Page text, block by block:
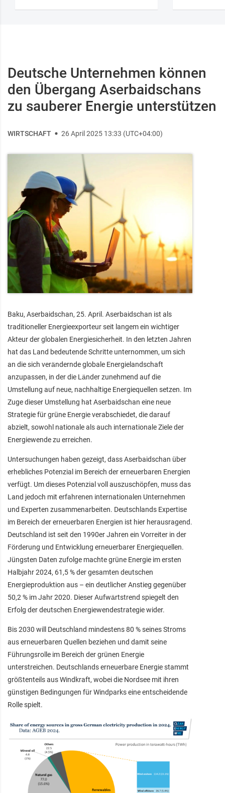
Deutsche Unternehmen können
den Übergang Aserbaidschans
zu sauberer Energie unterstützen
WIRTSCHAFT 26 April 2025 13:33 (UTC+04:00)
Baku, Aserbaidschan, 25. April. Aserbaidschan ist als
traditioneller Energieexporteur seit langem ein wichtiger
Akteur der globalen Energiesicherheit. In den letzten Jahren
hat das Land bedeutende Schritte unternommen, um sich
an die sich verändernde globale Energielandschaft
anzupassen, in der die Länder zunehmend auf die
Umstellung auf neue, nachhaltige Energiequellen setzen. Im
Zuge dieser Umstellung hat Aserbaidschan eine neue
Strategie für grüne Energie verabschiedet, die darauf
abzielt, sowohl nationale als auch internationale Ziele der
Energiewende zu erreichen.
Untersuchungen haben gezeigt, dass Aserbaidschan über
erhebliches Potenzial im Bereich der erneuerbaren Energien
verfügt. Um dieses Potenzial voll auszuschöpfen, muss das
Land jedoch mit erfahrenen internationalen Unternehmen
und Experten zusammenarbeiten. Deutschlands Expertise
im Bereich der erneuerbaren Energien ist hier herausragend.
Deutschland ist seit den 1990er Jahren ein Vorreiter in der
Förderung und Entwicklung erneuerbarer Energiequellen.
Jüngsten Daten zufolge machte grüne Energie im ersten
Halbjahr 2024, 61,5 % der gesamten deutschen
Energieproduktion aus – ein deutlicher Anstieg gegenüber
50,2 % im Jahr 2020. Dieser Aufwärtstrend spiegelt den
Erfolg der deutschen Energiewendestrategie wider.
Bis 2030 will Deutschland mindestens 80 % seines Stroms
aus erneuerbaren Quellen beziehen und damit seine
Führungsrolle im Bereich der grünen Energie
unterstreichen. Deutschlands erneuerbare Energie stammt
größtenteils aus Windkraft, wobei die Nordsee mit ihren
günstigen Bedingungen für Windparks eine entscheidende
Rolle spielt.